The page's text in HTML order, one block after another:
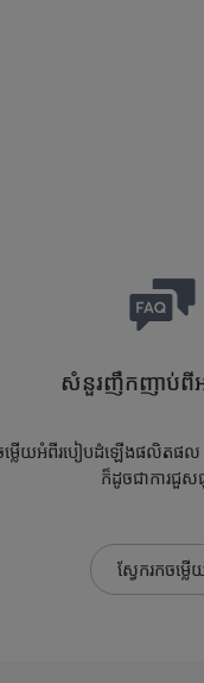
សំនួរញឹកញាប់ពី
ម្លើយអំពីរបៀបដំឡើងផលិតផល
ក៏ដូចជាការជួ
ស្វែករកចម្លើ